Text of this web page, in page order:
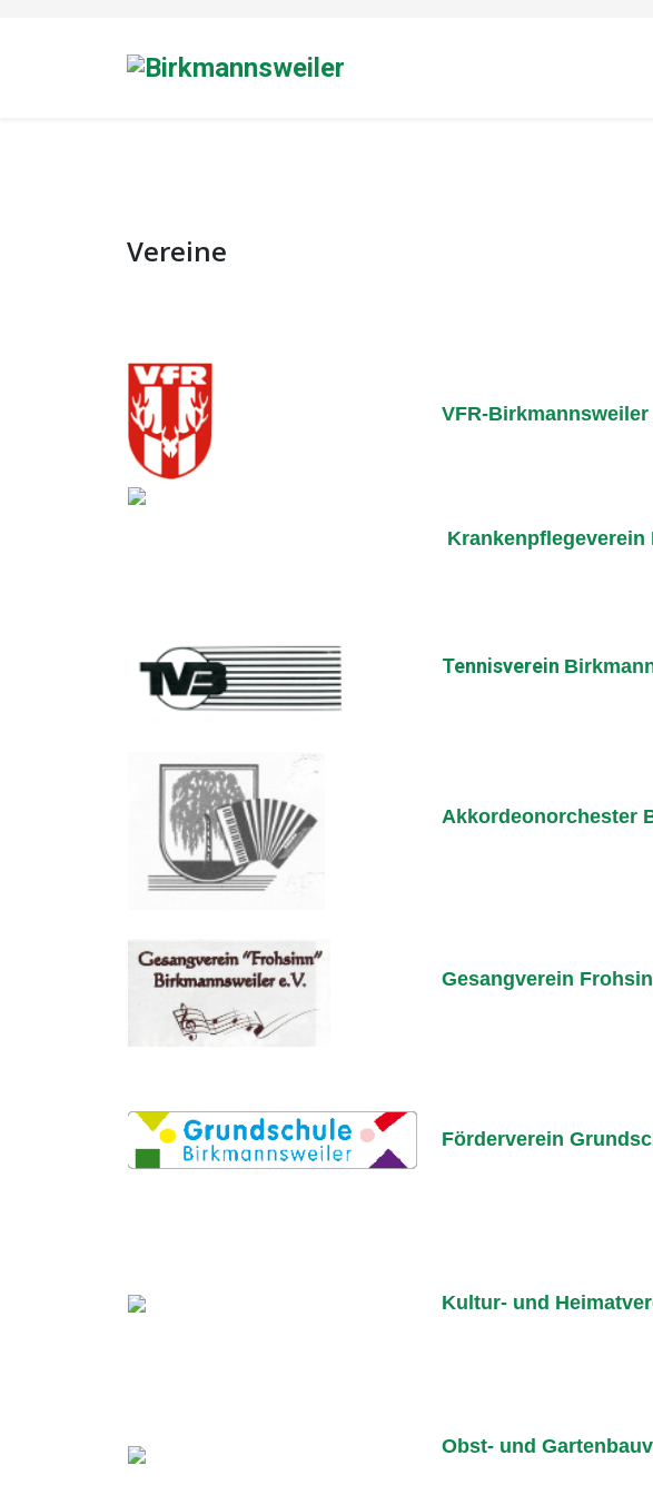
Vereine
VFR-Birkmannsweiler
Krankenpflegeverein
Tennisverein
Akkordeonorchester
Gesangverein
Förderverein
Kultur- und
Obst- und